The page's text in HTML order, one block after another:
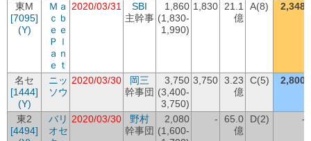
東M
[7095]
(Y)
Ｍａ
ｃｂ
ｅｅ
Ｐｌ
ａｎ
ｅｔ
2020/03/31
SBI
主幹事
1,860
(1,830-
1,990)
1,830
21.1
億
A(8) 2,348
名セ
[1444]
(Y)
ニッ
ソウ
2020/03/30
岡三
幹事団
3,750
(3,400-
3,750)
3,750 3.23
億
C(5) 2,800
東2
[4494]
バリ
オセ
2020/03/30
野村
幹事団
2,080
(1,600-
-
65.0
億
D(2) -